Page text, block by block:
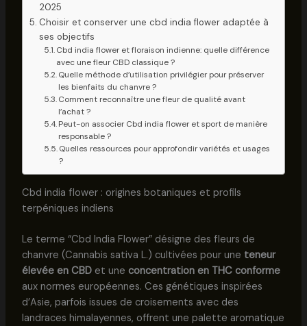
2025
Choisir et conserver une cbd india flower adaptée à
ses objectifs
Cbd india flower et floraison indienne: quelle différence
avec une fleur CBD classique ?
Quelle méthode d’utilisation privilégier pour préserver
les bienfaits du chanvre ?
Comment reconnaître une fleur de qualité avant
l’achat ?
Peut-on associer Cbd india flower et sport de manière
responsable ?
Quelles ressources pour approfondir variétés et usages
?
Cbd india flower : origines botaniques et profils
terpéniques indiens
Le terme “Cbd India Flower” désigne des fleurs de
chanvre (Cannabis sativa L.) cultivées pour une teneur
élevée en CBDet une concentration en THC conforme
aux normes européennes. Ces génétiques inspirées
d’Asie, parfois issues de croisements avec des
landraces himalayennes, offrent une palette aromatique